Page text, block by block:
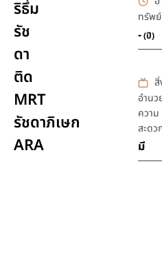
ริธึ่ม
รัช
ดา
ติด
MRT
รัชดาภิเษก
ARA
ทรัพย์
-(ปี)
สิ่
อำนว
ความ
สะดว
มี